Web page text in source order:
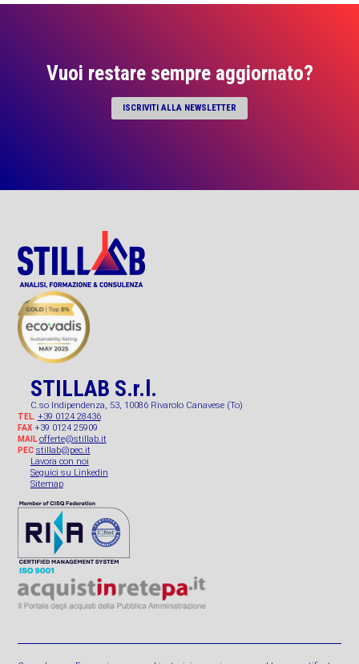
Vuoi restare sempre aggiornato?
ISCRIVITI ALLA NEWSLETTER
STILLAB S.r.l.
C.so Indipendenza, 53, 10086 Rivarolo Canavese (To)
TEL. +39 0124 28436
FAX+39 0124 25909
MAIL offerte@stillab.it
PEC stillab@pec.it
Lavora con noi
Seguici su Linkedin
Sitemap